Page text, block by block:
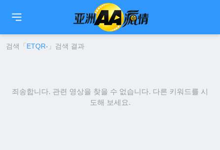
🇹🇼 简中 🇺🇸EN 🇯🇵日本語
검색「 ETQR- 」검색 결과
죄송합니다. 관련 영상을 찾을 수 없습니다. 다른 키워드를 시
도해 보세요.